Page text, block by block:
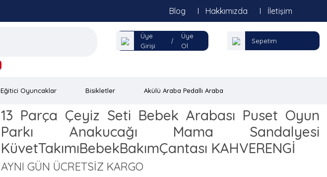
Blog Hakkımızda İletişim
Üye
Girişi
|
Üye
Ol
Sepetim
Eğitici Oyuncaklar Bisikletler Akülü Araba Pedallı Araba
13 Parça Çeyiz Seti Bebek Arabası Puset Oyun
Parkı Anakucağı Mama Sandalyesi
KüvetTakımıBebekBakımÇantası KAHVERENGİ
AYNI GÜN ÜCRETSİZ KARGO